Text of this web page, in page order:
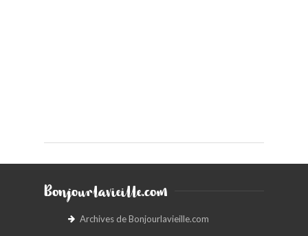
Bonjourlavieille.com
Archives de Bonjourlavieille.com